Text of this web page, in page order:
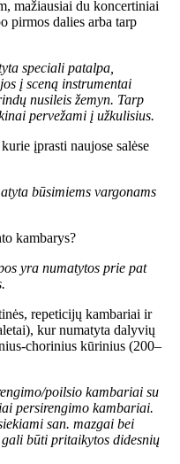
mažiausiai du koncertiniai
pirmos dalies arba tarp
speciali patalpa,
į sceną instrumentai
nusileis žemyn. Tarp
pervežami į užkulisius.
įprasti naujose salėse
būsimiems vargonams
kambarys?
yra numatytos prie pat
repeticijų kambariai ir
kur numatyta dalyvių
chorinius kūrinius (200–
poilsio kambariai su
persirengimo kambariai.
san. mazgai bei
būti pritaikytos didesnių